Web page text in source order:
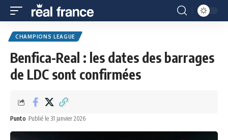
CHAMPIONS LEAGUE
Benfica-Real : les dates des barrages
de LDC sont confirmées
Punto Publié le 31 janvier 2026